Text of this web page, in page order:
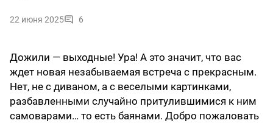
22 июня 2025 6
Дожили — выходные! Ура! А это значит, что вас
ждет новая незабываемая встреча с прекрасным.
Нет, не с диваном, а с веселыми картинками,
разбавленными случайно притулившимися к ним
самоварами… то есть баянами. Добро пожаловать